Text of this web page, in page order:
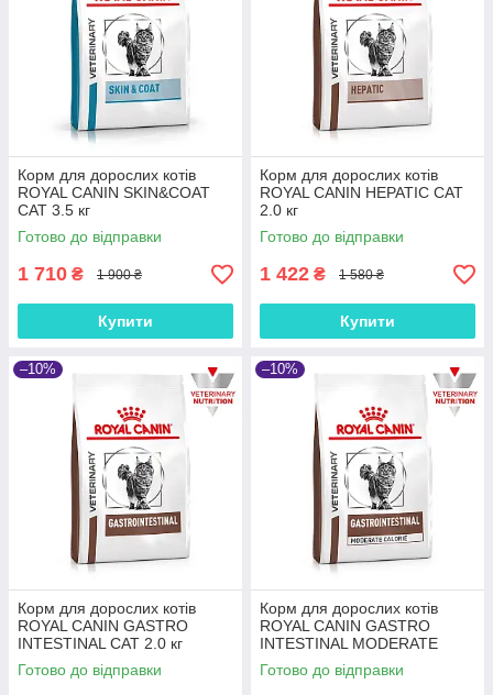
Корм для дорослих котів
ROYAL CANIN SKIN&COAT
CAT 3.5 кг
Готово до відправки
1 710 ₴ 1 900 ₴
Купити
Корм для дорослих котів
ROYAL CANIN HEPATIC CAT
2.0 кг
Готово до відправки
1 422 ₴ 1 580 ₴
Купити
–10%
Корм для дорослих котів
ROYAL CANIN GASTRO
INTESTINAL CAT 2.0 кг
Готово до відправки
–10%
Корм для дорослих котів
ROYAL CANIN GASTRO
INTESTINAL MODERATE
CALORIE CAT 2.0 кг
Готово до відправки